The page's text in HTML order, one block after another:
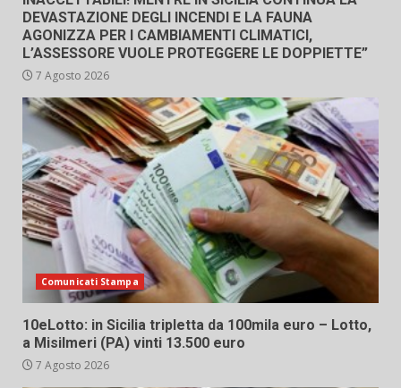
DEVASTAZIONE DEGLI INCENDI E LA FAUNA
AGONIZZA PER I CAMBIAMENTI CLIMATICI,
L’ASSESSORE VUOLE PROTEGGERE LE DOPPIETTE”
7 Agosto 2026
Comunicati Stampa
10eLotto: in Sicilia tripletta da 100mila euro – Lotto,
a Misilmeri (PA) vinti 13.500 euro
7 Agosto 2026